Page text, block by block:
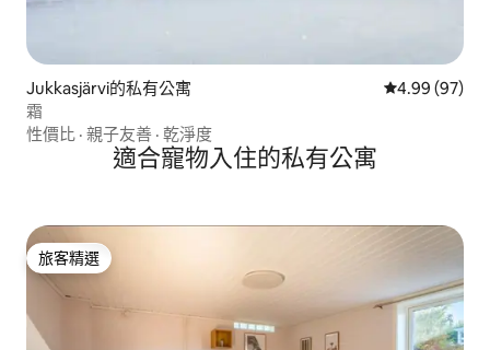
Jukkasjärvi的私有公寓 從 97 則評價
4.99 (97)
霜
性價比 · 親子友善 · 乾淨度
適合寵物入住的私有公寓
旅客精選
旅客精選